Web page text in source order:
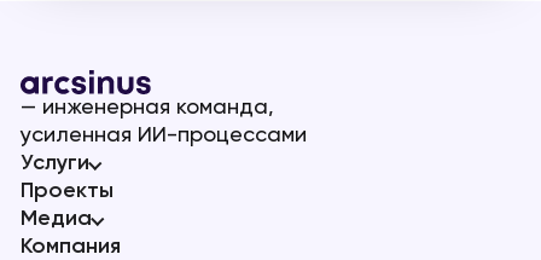
— инженерная команда,
усиленная ИИ-процессами
Услуги
Проекты
Медиа
Компания